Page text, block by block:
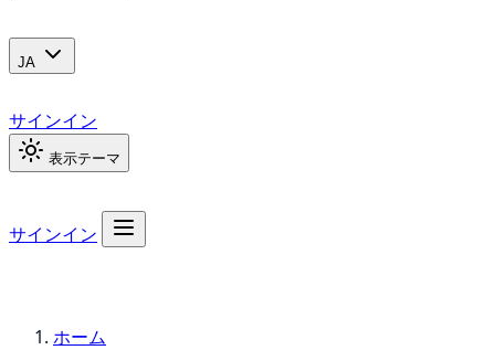
JA
サインイン
表示テーマ
サインイン
ホーム